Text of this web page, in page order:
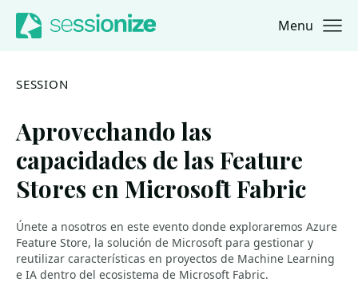
Jump to navigation
Jump to content Menu
SESSION
Aprovechando las
capacidades de las Feature
Stores en Microsoft Fabric
Únete a nosotros en este evento donde exploraremos Azure
Feature Store, la solución de Microsoft para gestionar y
reutilizar características en proyectos de Machine Learning
e IA dentro del ecosistema de Microsoft Fabric.